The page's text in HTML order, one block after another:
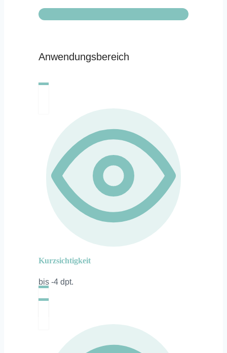
Anwendungsbereich
Kurzsichtigkeit
bis -4 dpt.